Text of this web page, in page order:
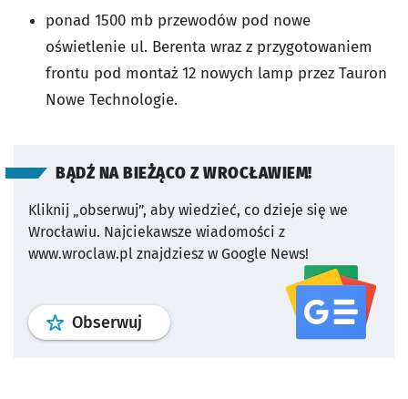
ponad 1500 mb przewodów pod nowe
oświetlenie ul. Berenta wraz z przygotowaniem
frontu pod montaż 12 nowych lamp przez Tauron
Nowe Technologie.
BĄDŹ NA BIEŻĄCO Z WROCŁAWIEM!
Kliknij „obserwuj”, aby wiedzieć, co dzieje się we
Wrocławiu. Najciekawsze wiadomości z
www.wroclaw.pl znajdziesz w Google News!
Obserwuj profil serwisu